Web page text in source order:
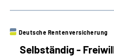
Selbständig -
Deutsche Rentenversicherung